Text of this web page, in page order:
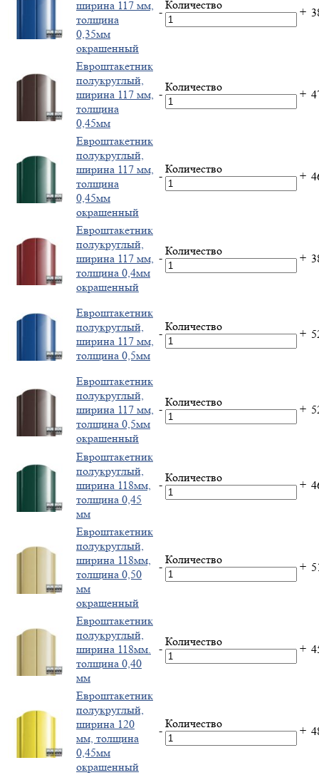
ширина 117 мм,
толщина
0,35мм
окрашенный
-
Количество
+
Евроштакетник
полукруглый,
ширина 117 мм,
толщина
0,45мм
-
Количество
+
Евроштакетник
полукруглый,
ширина 117 мм,
толщина
0,45мм
окрашенный
-
Количество
+
Евроштакетник
полукруглый,
ширина 117 мм,
толщина 0,4мм
окрашенный
-
Количество
+
Евроштакетник
полукруглый,
ширина 117 мм,
толщина 0,5мм
-
Количество
+
Евроштакетник
полукруглый,
ширина 117 мм,
толщина 0,5мм
окрашенный
-
Количество
+
Евроштакетник
полукруглый,
ширина 118мм,
толщина 0,45
мм
-
Количество
+
Евроштакетник
полукруглый,
ширина 118мм,
толщина 0,50
мм
окрашенный
-
Количество
+
Евроштакетник
полукруглый,
ширина 118мм.
толщина 0,40
мм
-
Количество
+
Евроштакетник
полукруглый,
ширина 120
мм, толщина
0,45мм
окрашенный
-
Количество
+